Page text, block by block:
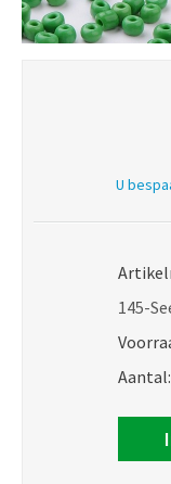
U
145-
Aantal: